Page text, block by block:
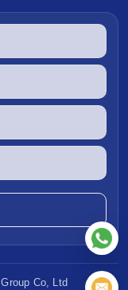
Group Co, Ltd